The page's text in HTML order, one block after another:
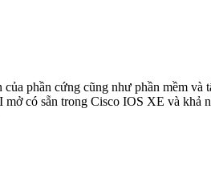
phần cứng cũng như phần mềm và
có sẵn trong Cisco IOS XE và